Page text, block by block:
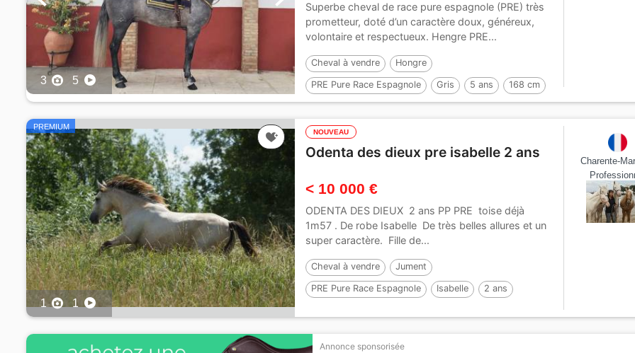
3 5
Superbe cheval de race pure espagnole (PRE) très
prometteur, doté d’un caractère doux, généreux,
volontaire et respectueux. Hengre PRE...
Cheval à vendre Hongre
PRE Pure Race Espagnole Gris 5 ans 168 cm
Par :ROMERO DE TRUJILLO
PREMIUM
1 1
NOUVEAU
Odenta des dieux pre isabelle 2 ans
< 10 000 €
ODENTA DES DIEUX 2 ans PP PRE toise déjà
1m57 . De robe Isabelle De très belles allures et un
super caractère. Fille de...
Cheval à vendre Jument
PRE Pure Race Espagnole Isabelle 2 ans
Charente-
Annonce sponsorisée